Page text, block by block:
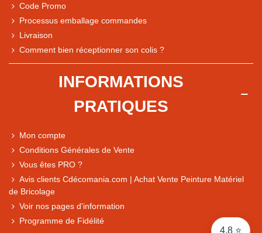
4,8 ⭐
Comparaison des performances du magasin
Express, Chez vous, Point relais, Retrait magasin
Code Promo
Processus emballage commandes
Livraison
Comment bien réceptionner son colis ?
INFORMATIONS
PRATIQUES
Mon compte
Conditions Générales de Vente
Vous êtes PRO ?
Avis clients Cdécomania.com | Achat Vente Peinture Matériel
de Bricolage
Voir nos pages d'information
Programme de Fidélité